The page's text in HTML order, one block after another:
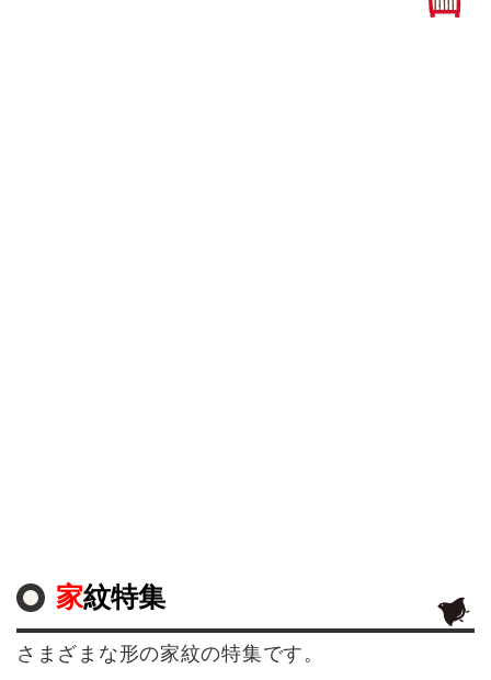
家紋特集
さまざまな形の家紋の特集です。